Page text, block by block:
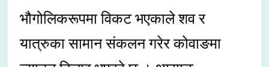
भौगोलिकरूपमा विकट भएकाले शव र
यात्रुका सामान संकलन गरेर कोवाङमा